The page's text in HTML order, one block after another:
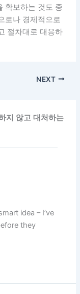
확보하는 것도 중
로나 경제적으로
절차대로 대응하
NEXT
지 않고 대처하는
idea – I’ve
they